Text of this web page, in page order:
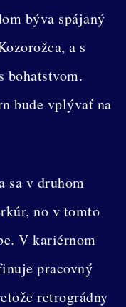
býva spájaný
a s
bohatstvom.
bude vplývať na
sa v druhom
no v tomto
V kariérnom
pracovný
retrográdny